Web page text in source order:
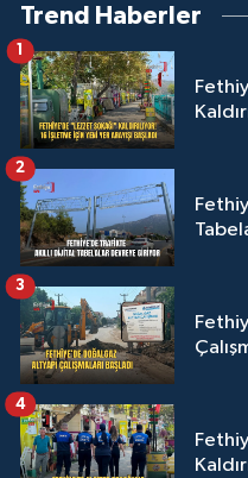
Trend Haberler
1
2
3
4